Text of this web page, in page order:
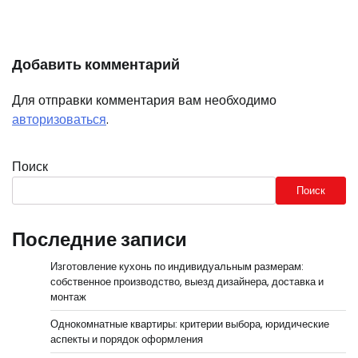
Добавить комментарий
Для отправки комментария вам необходимо
авторизоваться.
Поиск
Поиск
Последние записи
Изготовление кухонь по индивидуальным размерам:
собственное производство, выезд дизайнера, доставка и
монтаж
Однокомнатные квартиры: критерии выбора, юридические
аспекты и порядок оформления